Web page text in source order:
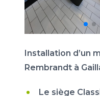
Installation d’un
Rembrandt à
Le siège